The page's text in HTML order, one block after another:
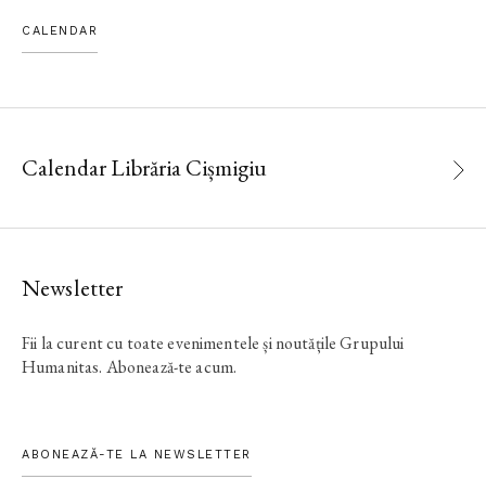
CALENDAR
Calendar Librăria Cișmigiu
Newsletter
Fii la curent cu toate evenimentele și noutățile Grupului
Humanitas. Abonează-te acum.
ABONEAZĂ-TE LA NEWSLETTER